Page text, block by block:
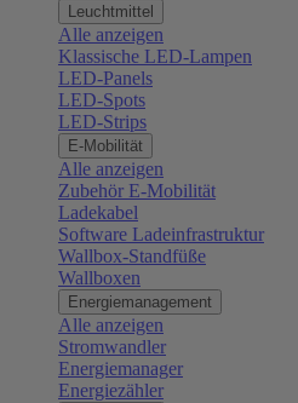
Leuchtmittel
Alle anzeigen
Klassische LED-Lampen
LED-Panels
LED-Spots
LED-Strips
E-Mobilität
Alle anzeigen
Zubehör E-Mobilität
Ladekabel
Software Ladeinfrastruktur
Wallbox-Standfüße
Wallboxen
Energiemanagement
Alle anzeigen
Stromwandler
Energiemanager
Energiezähler